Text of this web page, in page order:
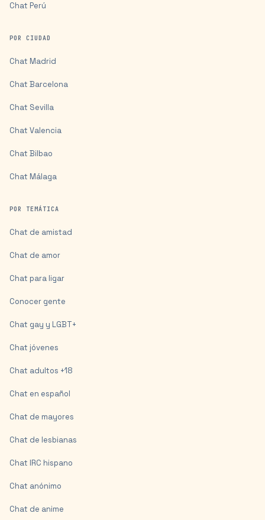
Chat Perú
POR CIUDAD
Chat Madrid
Chat Barcelona
Chat Sevilla
Chat Valencia
Chat Bilbao
Chat Málaga
POR TEMÁTICA
Chat de amistad
Chat de amor
Chat para ligar
Conocer gente
Chat gay y LGBT+
Chat jóvenes
Chat adultos +18
Chat en español
Chat de mayores
Chat de lesbianas
Chat IRC hispano
Chat anónimo
Chat de anime